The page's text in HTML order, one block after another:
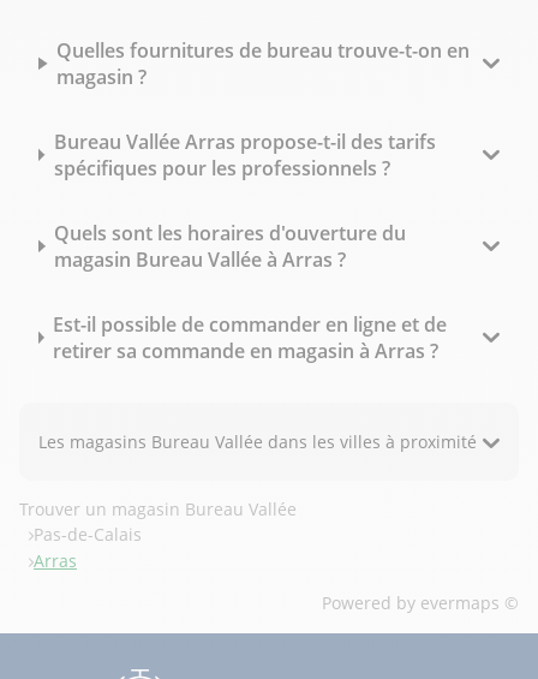
Quelles fournitures de bureau trouve-t-on en
magasin ?
Bureau Vallée Arras propose-t-il des tarifs
spécifiques pour les professionnels ?
Quels sont les horaires d'ouverture du
magasin Bureau Vallée à Arras ?
Est-il possible de commander en ligne et de
retirer sa commande en magasin à Arras ?
Les magasins Bureau Vallée dans les villes à proximité
Trouver un magasin Bureau Vallée
Pas-de-Calais
Arras
Powered by evermaps ©